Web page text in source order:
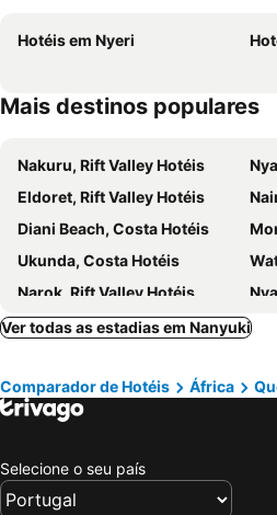
Hotéis em Nyeri
Mais destinos populares
Nakuru, Rift Valley Hotéis
Eldoret, Rift Valley Hotéis
Diani Beach, Costa Hotéis
Ukunda, Costa Hotéis
Narok, Rift Valley Hotéis
Malindi, Costa Hotéis
Ol
Ver todas as estadias em Nanyuki
Comparador de Hotéis África
Selecione o seu país